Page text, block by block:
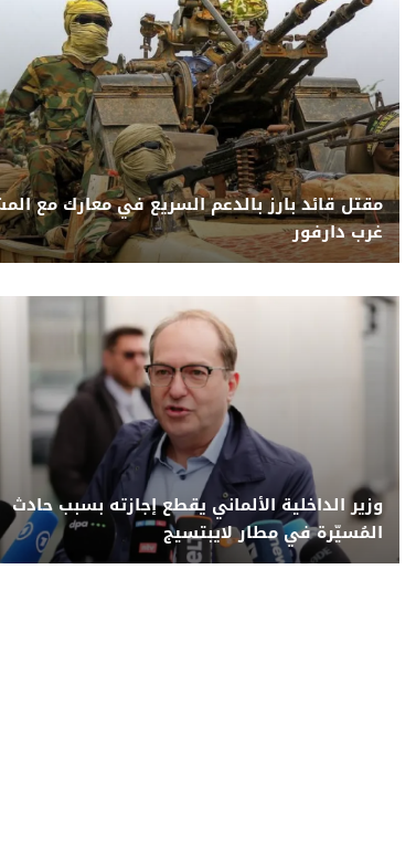
مقتل قائد بارز بالدعم السريع في معارك مع
غرب دارفور
وزير الداخلية الألماني يقطع إجازته بسبب حادث
المُسيّرة في مطار لايبتسيج